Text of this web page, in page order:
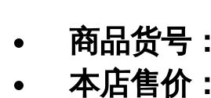
商品货号：
本店售价：